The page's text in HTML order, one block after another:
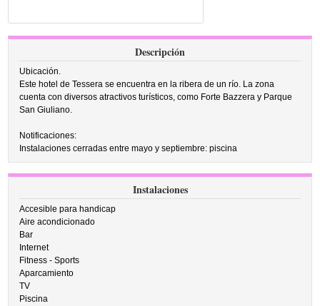
Descripción
Ubicación.
Este hotel de Tessera se encuentra en la ribera de un río. La zona
cuenta con diversos atractivos turísticos, como Forte Bazzera y Parque
San Giuliano.
Notificaciones:
Instalaciones cerradas entre mayo y septiembre: piscina
Instalaciones
Accesible para handicap
Aire acondicionado
Bar
Internet
Fitness - Sports
Aparcamiento
TV
Piscina